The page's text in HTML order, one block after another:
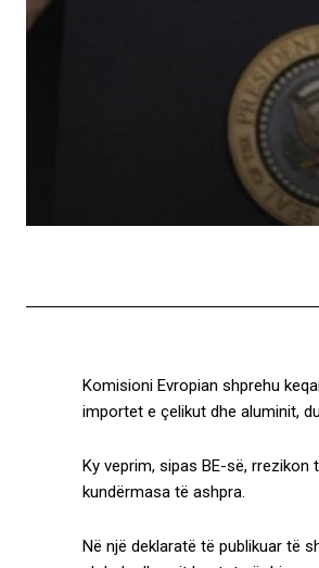
Komisioni Evropian shprehu
importet e çelikut dhe aluminit,
Ky veprim, sipas BE-së,
kundërmasa të ashpra.
Në një deklaratë të publikuar të